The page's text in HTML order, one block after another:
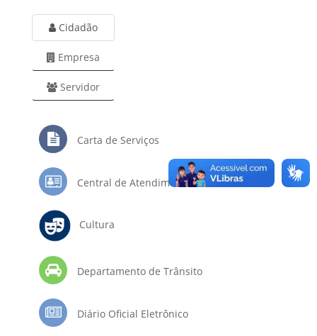
Cidadão
Empresa
Servidor
Carta de Serviços
Central de Atendimento
Cultura
Departamento de Trânsito
Diário Oficial Eletrônico